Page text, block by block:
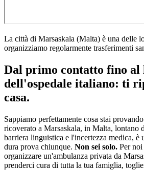
La città di Marsaskala (Malta) è una delle
organizziamo regolarmente trasferimenti
Dal primo contatto fino al
dell'ospedale italiano: ti
casa.
Sappiamo perfettamente cosa stai
ricoverato a Marsaskala, in Malta, lontano
barriera linguistica e l'incertezza medica, è
dura prova chiunque. Non sei solo. Per
organizzare un'ambulanza privata da
prenderci cura di tutta la tua famiglia,